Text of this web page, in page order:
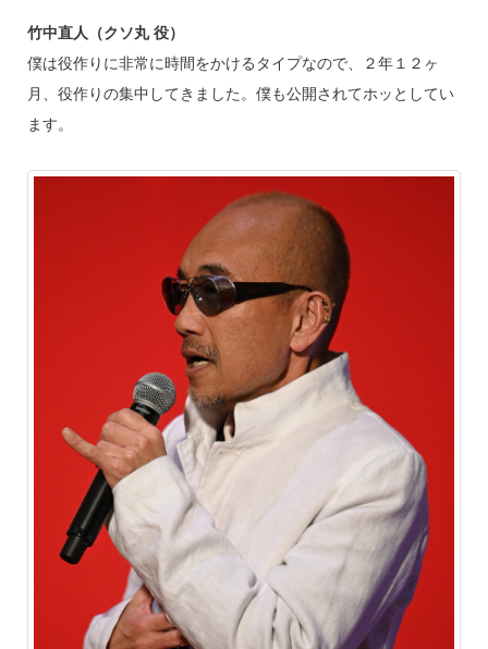
竹中直人（クソ丸 役）
僕は役作りに非常に時間をかけるタイプなので、２年１２ヶ
月、役作りの集中してきました。僕も公開されてホッとしてい
ます。